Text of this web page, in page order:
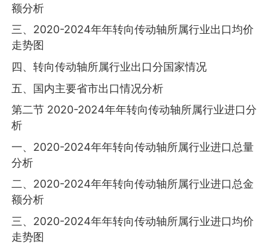
额分析
三、2020-2024年年转向传动轴所属行业出口均价
走势图
四、转向传动轴所属行业出口分国家情况
五、国内主要省市出口情况分析
第二节 2020-2024年年转向传动轴所属行业进口分
析
一、2020-2024年年转向传动轴所属行业进口总量
分析
二、2020-2024年年转向传动轴所属行业进口总金
额分析
三、2020-2024年年转向传动轴所属行业进口均价
走势图